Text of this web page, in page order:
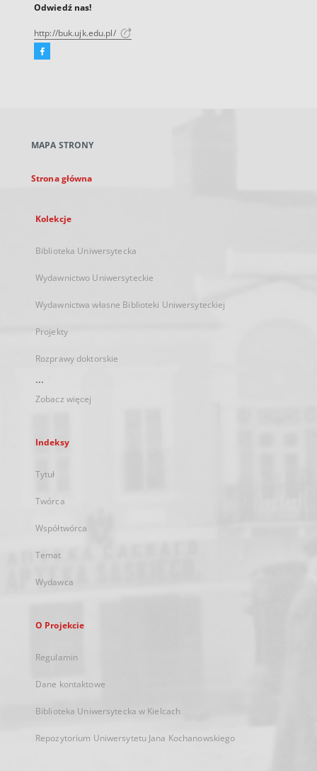
Odwiedź nas!
http://buk.ujk.edu.pl/
Facebook
karcie
MAPA STRONY
Strona główna
Kolekcje
Biblioteka Uniwersytecka
Wydawnictwo Uniwersyteckie
Wydawnictwa własne Biblioteki Uniwersyteckiej
Projekty
Rozprawy doktorskie
...
Zobacz więcej
Indeksy
Tytuł
Twórca
Współtwórca
Temat
Wydawca
O Projekcie
Regulamin
Dane kontaktowe
Biblioteka Uniwersytecka w Kielcach
Repozytorium Uniwersytetu Jana Kochanowskiego